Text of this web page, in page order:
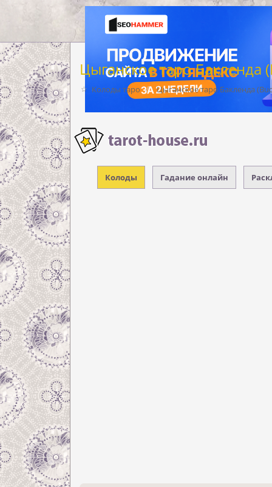
Колоды Гадание онлайн
Цыганское таро Бакленда
Колоды таро Цыганское таро Бакленда